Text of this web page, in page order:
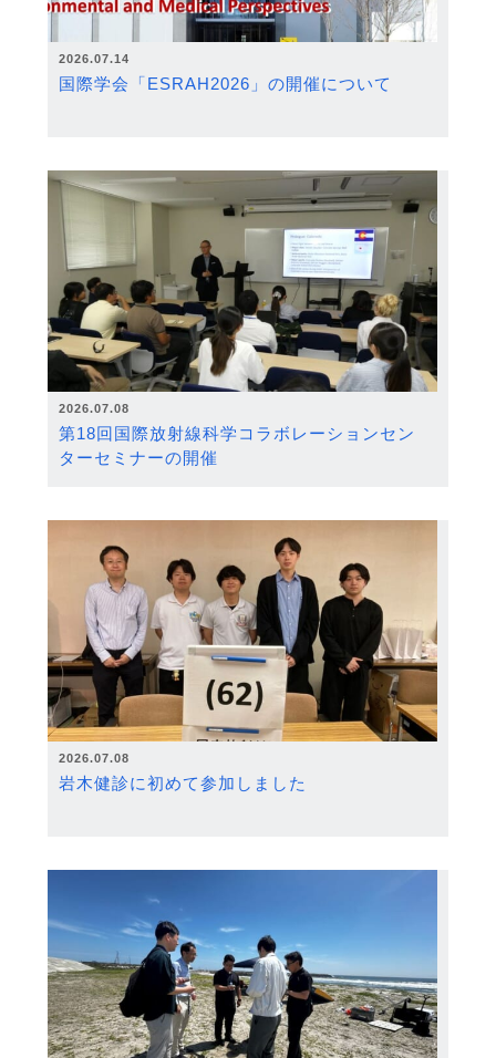
2026.07.14
国際学会「ESRAH2026」の開催について
2026.07.08
第18回国際放射線科学コラボレーションセン
ターセミナーの開催
2026.07.08
岩木健診に初めて参加しました